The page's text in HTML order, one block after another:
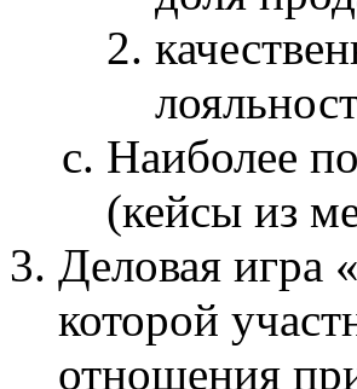
Наиболее
(кейсы из
Деловая игра
которой
отношения